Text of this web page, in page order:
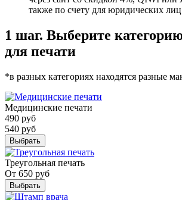
также по счету для юридических
1 шаг. Выберите
для печати
*в разных категориях находятся разные
Медицинские печати
490 руб
540 руб
Выбрать
Треугольная печать
От 650 руб
Выбрать